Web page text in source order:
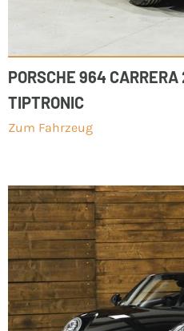
PORSCHE 964
TIPTRONIC
Zum Fahrzeug